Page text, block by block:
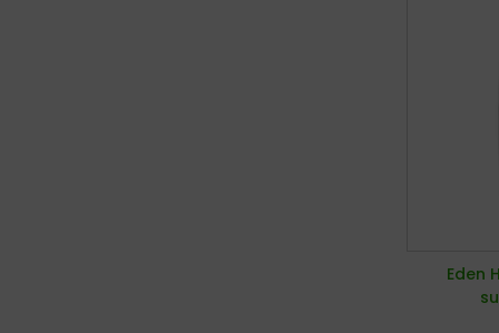
Eden